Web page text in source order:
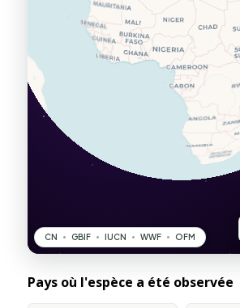
Pays où l'espèce a été observée